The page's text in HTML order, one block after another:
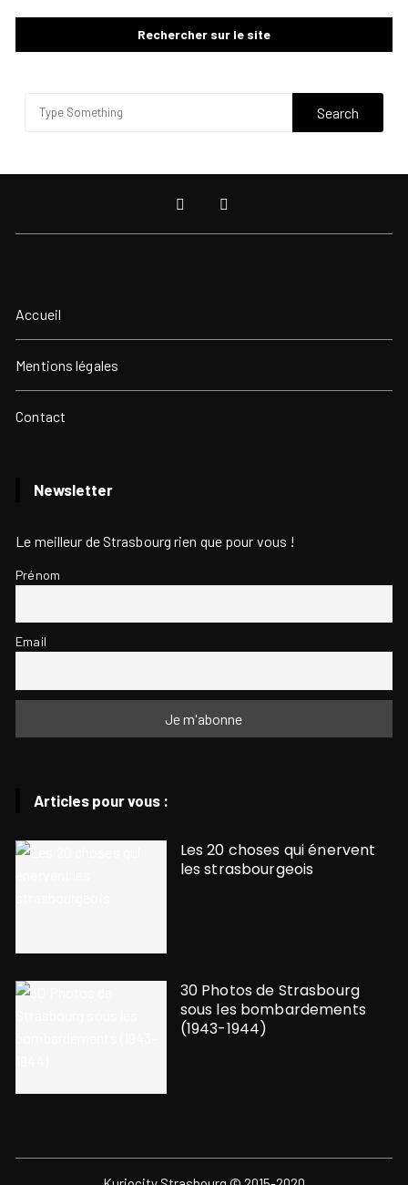
Rechercher sur le site
Accueil
Mentions légales
Contact
Newsletter
Le meilleur de Strasbourg rien que pour vous !
Prénom
Email
Articles pour vous :
Les 20 choses qui énervent
les strasbourgeois
30 Photos de Strasbourg
sous les bombardements
(1943-1944)